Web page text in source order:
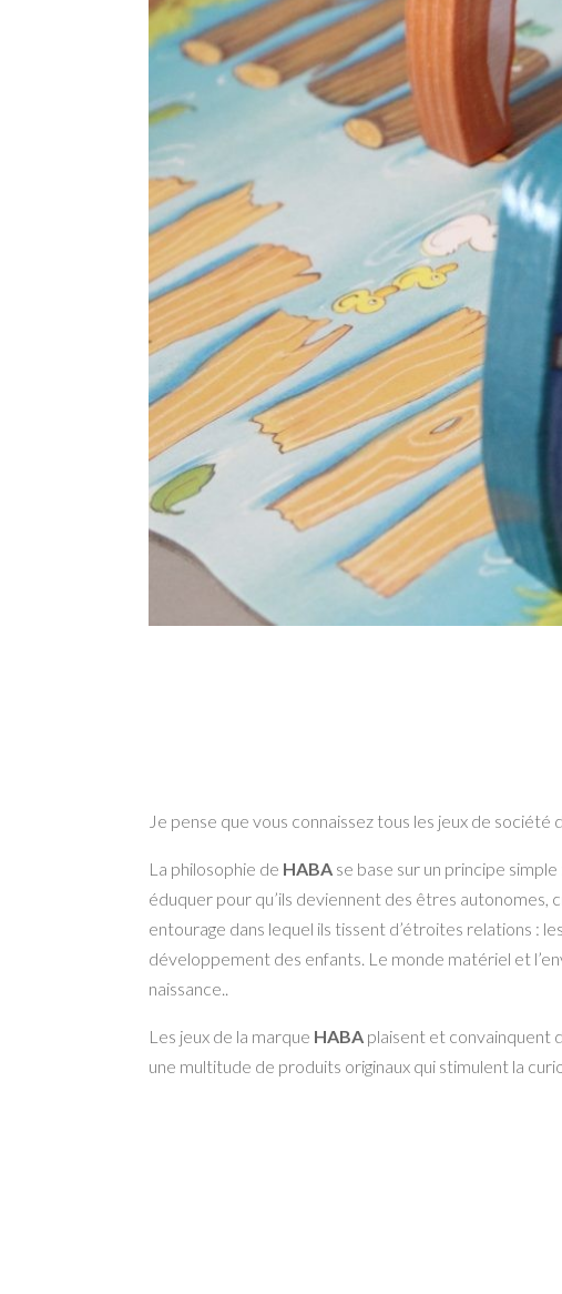
Je pense que vous connaissez tous les jeux de société
La philosophie de HABA se base sur un principe
éduquer pour qu’ils deviennent des êtres autonomes,
entourage dans lequel ils tissent d’étroites relations :
développement des enfants. Le monde matériel et
naissance..
Les jeux de la marque HABA plaisent et convainquent
une multitude de produits originaux qui stimulent la